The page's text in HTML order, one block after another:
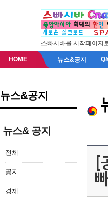
스빠시바를 시작페이지
HOME 뉴스&공지
뉴스&공지
뉴스& 공지
전체
공지
경제
[